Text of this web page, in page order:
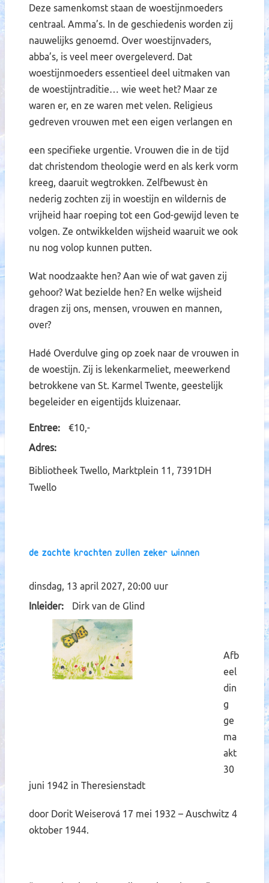
Deze samenkomst staan de woestijnmoeders
centraal. Amma’s. In de geschiedenis worden zij
nauwelijks genoemd. Over woestijnvaders,
abba’s, is veel meer overgeleverd. Dat
woestijnmoeders essentieel deel uitmaken van
de woestijntraditie… wie weet het? Maar ze
waren er, en ze waren met velen. Religieus
gedreven vrouwen met een eigen verlangen en
een specifieke urgentie. Vrouwen die in de tijd
dat christendom theologie werd en als kerk vorm
kreeg, daaruit wegtrokken. Zelfbewust èn
nederig zochten zij in woestijn en wildernis de
vrijheid haar roeping tot een God-gewijd leven te
volgen. Ze ontwikkelden wijsheid waaruit we ook
nu nog volop kunnen putten.
Wat noodzaakte hen? Aan wie of wat gaven zij
gehoor? Wat bezielde hen? En welke wijsheid
dragen zij ons, mensen, vrouwen en mannen,
over?
Hadé Overdulve ging op zoek naar de vrouwen in
de woestijn. Zij is lekenkarmeliet, meewerkend
betrokkene van St. Karmel Twente, geestelijk
begeleider en eigentijds kluizenaar.
Entree
€10,-
Adres
Bibliotheek Twello, Marktplein 11, 7391DH
Twello
De zachte krachten zullen zeker winnen
dinsdag, 13 april 2027, 20:00 uur
Inleider
Dirk van de Glind
Afb
eel
din
g
ge
ma
akt
30
juni 1942 in Theresienstadt
door Dorit Weiserová 17 mei 1932 – Auschwitz 4
oktober 1944.